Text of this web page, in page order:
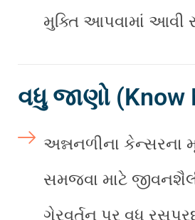
મુક્તિ આપવામાં આવી
વધુ જાણો (Know
અન્નનળીના કેન્સરના
સમજવા માટે
ગેરવર્તન પર વધુ